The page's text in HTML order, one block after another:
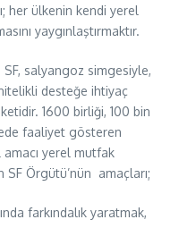
her ülkenin kendi yerel
yaygınlaştırmaktır.
salyangoz simgesiyle,
desteğe ihtiyaç
1600 birliği, 100 bin
faaliyet gösteren
amacı yerel mutfak
Örgütü’nün amaçları;
farkındalık yaratmak,